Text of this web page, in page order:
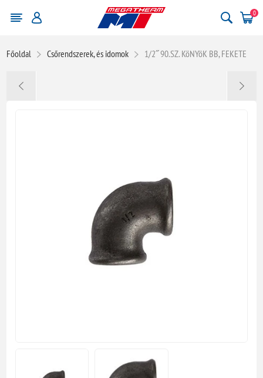
0
Főoldal Csőrendszerek, és idomok 1/2˝ 90.SZ. KöNYöK BB, FEKETE